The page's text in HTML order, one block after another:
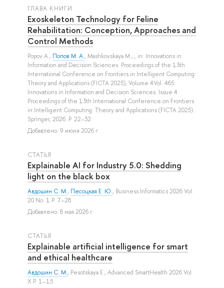
ГЛАВА КНИГИ
Exoskeleton Technology for Feline
Rehabilitation: Conception, Approaches and
Control Methods
Popov A., Попов М. А., Mashkovskaya M., , in: Innovations in
Information and Decision Sciences. Proceedings of the 13th
International Conference on Frontiers in Intelligent Computing:
Theory and Applications (FICTA 2025), Volume 4Vol. 465:
Innovations in Information and Decision Sciences. Issue 4:
Proceedings of the 13th International Conference on Frontiers
in Intelligent Computing: Theory and Applications (FICTA 2025).:
Springer, 2026. P. 22–32.
Добавлено: 9 июня 2026 г.
СТАТЬЯ
Explainable AI for Industry 5.0: Shedding
light on the black box
Авдошин С. М., Песоцкая Е. Ю., Business Informatics 2026 Vol.
20 No. 1 P. 7–28
Добавлено: 8 мая 2026 г.
СТАТЬЯ
Explainable artificial intelligence for smart
and ethical healthcare
Авдошин С. М., Pesotskaya E., Advanced SmartHealth 2026 Vol.
X P. 1–15